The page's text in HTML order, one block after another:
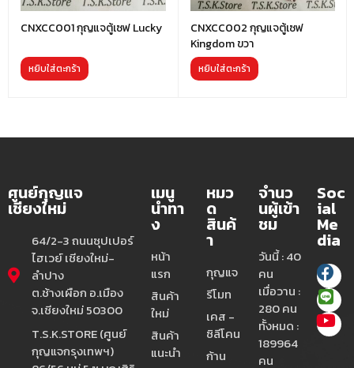
CNXCC001 กุญแจตู้เซฟ Lucky
หยิบใส่ตะกร้า
CNXCC002 กุญแจตู้เซฟ
Kingdom ขวา
หยิบใส่ตะกร้า
ศูนย์กุญแจ
เชียงใหม่
64/2-3 ถนนซุปเปอร์
ไฮเวย์ เชียงใหม่-
ลำปาง
ต.ช้างเผือก อ.เมือง
จ.เชียงใหม่ 50300
T.S.K.STORE (ศูนย์
กุญแจกรุงเทพฯ)
เมนู
นำทา
ง
หน้า
แรก
สินค้า
ใหม่
สินค้า
แนะนำ
หมว
ด
สินค้
า
กุญแจ
รีโมท
เคส -
ซิลีโคน
ก้าน
จำนว
นผู้เข้า
ชม
วันนี้ : 40
คน
เมื่อวาน :
280 คน
ทั้งหมด :
189964
คน
Soc
ial
Me
dia